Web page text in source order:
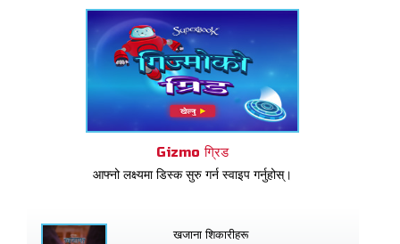
Gizmo ग्रिड
आफ्नो लक्ष्यमा डिस्क सुरु गर्न स्वाइप गर्नुहोस्।
खजाना शिकारीहरू